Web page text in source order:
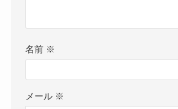
名前 ※
メール ※